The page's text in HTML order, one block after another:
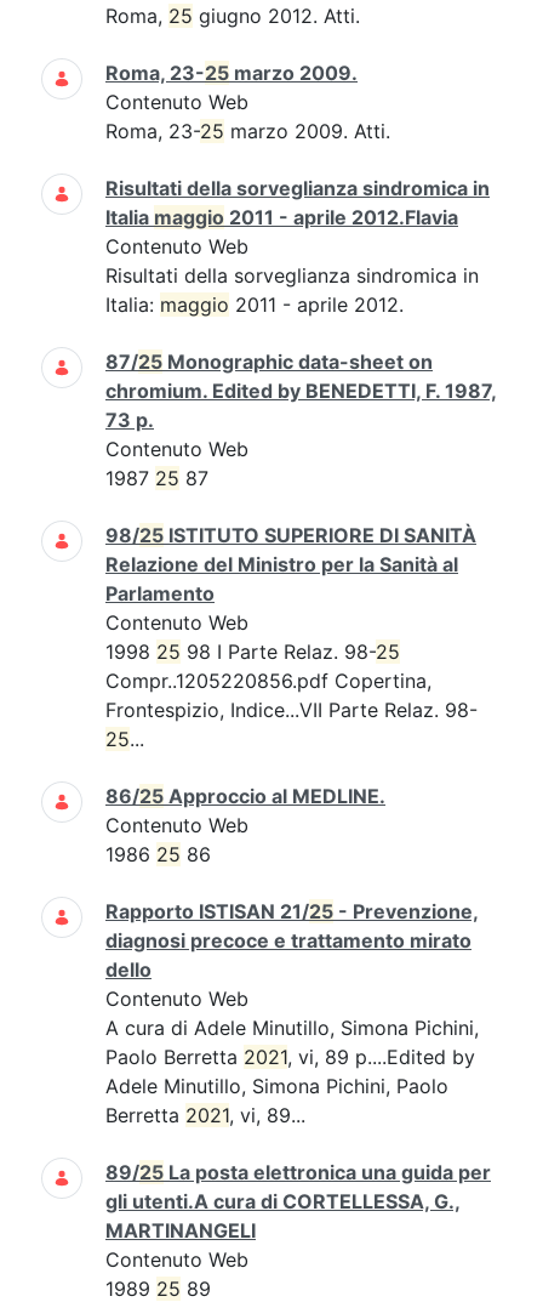
Roma, 25 giugno 2012. Atti.
Roma, 23-25 marzo 2009.
Contenuto Web
Roma, 23-25 marzo 2009. Atti.
Risultati della sorveglianza sindromica in
Italia maggio 2011 - aprile 2012.Flavia
Contenuto Web
Risultati della sorveglianza sindromica in
Italia: maggio 2011 - aprile 2012.
87/25 Monographic data-sheet on
chromium. Edited by BENEDETTI, F. 1987,
73 p.
Contenuto Web
1987 25 87
98/25 ISTITUTO SUPERIORE DI SANITÀ
Relazione del Ministro per la Sanità al
Parlamento
Contenuto Web
1998 25 98 I Parte Relaz. 98-25
Compr..1205220856.pdf Copertina,
Frontespizio, Indice...VII Parte Relaz. 98-
25...
86/25 Approccio al MEDLINE.
Contenuto Web
1986 25 86
Rapporto ISTISAN 21/25 - Prevenzione,
diagnosi precoce e trattamento mirato
dello
Contenuto Web
A cura di Adele Minutillo, Simona Pichini,
Paolo Berretta 2021, vi, 89 p....Edited by
Adele Minutillo, Simona Pichini, Paolo
Berretta 2021, vi, 89...
89/25 La posta elettronica una guida per
gli utenti.A cura di CORTELLESSA, G.,
MARTINANGELI
Contenuto Web
1989 25 89